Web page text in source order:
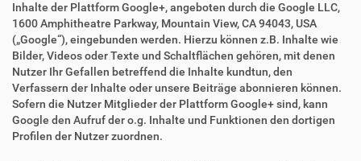
Inhalte der Plattform Google+, angeboten durch die Google LLC,
1600 Amphitheatre Parkway, Mountain View, CA 94043, USA
(„Google“), eingebunden werden. Hierzu können z.B. Inhalte wie
Bilder, Videos oder Texte und Schaltflächen gehören, mit denen
Nutzer Ihr Gefallen betreffend die Inhalte kundtun, den
Verfassern der Inhalte oder unsere Beiträge abonnieren können.
Sofern die Nutzer Mitglieder der Plattform Google+ sind, kann
Google den Aufruf der o.g. Inhalte und Funktionen den dortigen
Profilen der Nutzer zuordnen.